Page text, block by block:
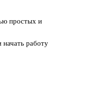
простых и
работу